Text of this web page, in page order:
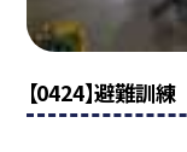
【0424】避難訓練